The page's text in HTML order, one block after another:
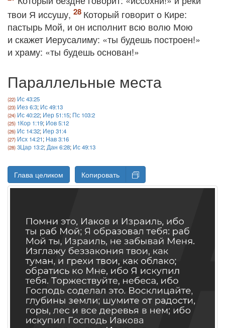
твои Я иссушу,
Который говорит о Кире:
пастырь Мой, и он исполнит всю волю Мою
и скажет Иерусалиму: «ты будешь построен!»
и храму: «ты будешь основан!»
Параллельные места
Ис 43:25
Иез 6:3; Ис 49:13
Ис 40:22; Иер 51:15; Пс 103:2
1Кор 1:19; Иов 5:12
Ис 14:32; Иер 31:4
Исх 14:21; Нав 3:16
3Цар 13:2; Дан 6:28; Ис 49:13
Глава целиком Копировать